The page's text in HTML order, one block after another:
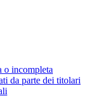
o incompleta
da parte dei titolari